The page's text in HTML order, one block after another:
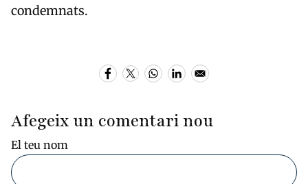
condemnats.
Afegeix un comentari nou
El teu nom